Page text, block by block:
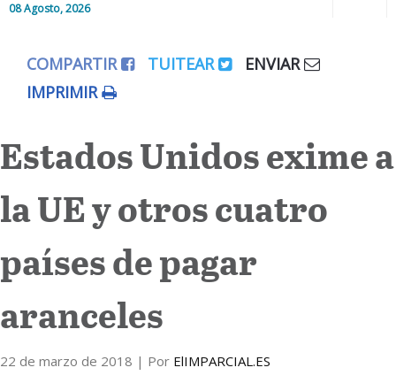
08 Agosto, 2026
Editorial
Colaboradores
Internacional
Cultura
COMPARTIR TUITEAR
ENVIAR
IMPRIMIR
Estados Unidos exime a
la UE y otros cuatro
países de pagar
aranceles
22 de marzo de 2018 | Por ElIMPARCIAL.ES